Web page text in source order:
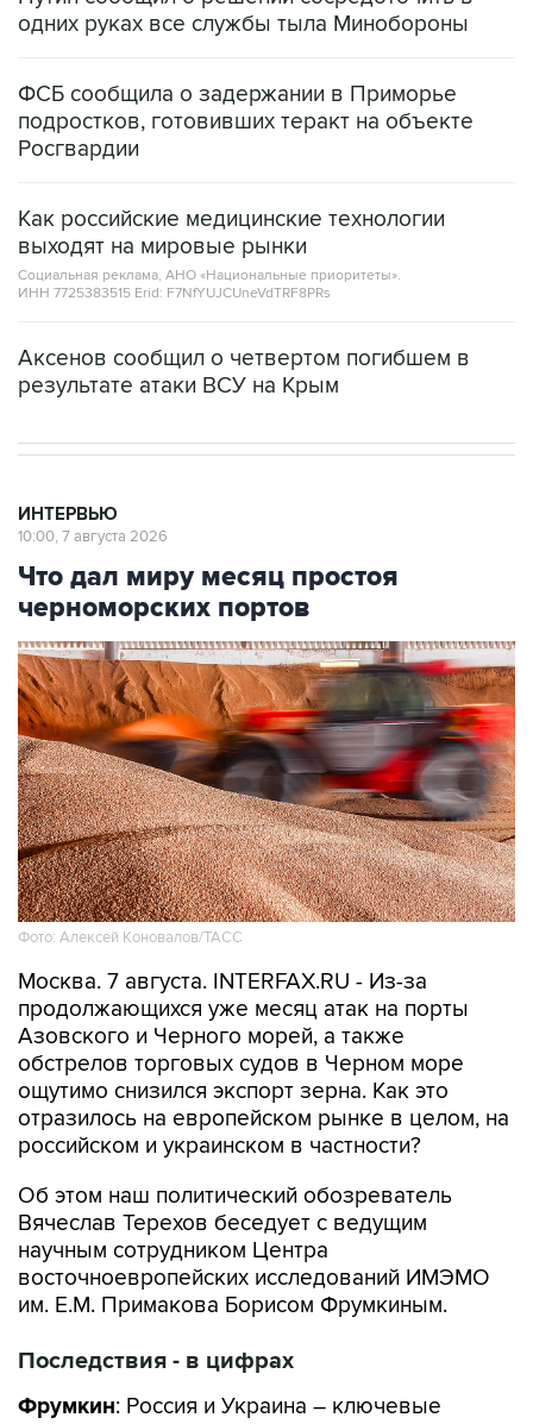
ФСБ сообщила о задержании в Приморье
Росгвардии
Как российские медицинские технологии
Социальная реклама, АНО «Национальные приоритеты».
ИНН 7725383515 Erid: F7NfYUJCUneVdTRF8PRs
Что дал миру месяц простоя
черноморских портов
Фото: Алексей Коновалов/ТАСС
Москва. 7 августа. INTERFAX.RU - Из-за
Азовского и Черного морей, а также
обстрелов торговых судов в Черном море
ощутимо снизился экспорт зерна. Как это
отразилось на европейском рынке в целом, на
российском и украинском в частности?
Об этом наш политический обозреватель
научным сотрудником Центра
восточноевропейских исследований ИМЭМО
им. Е.М. Примакова Борисом Фрумкиным.
Последствия - в цифрах
Фрумкин: Россия и Украина – ключевые
подсолнечного масла - базовых видов